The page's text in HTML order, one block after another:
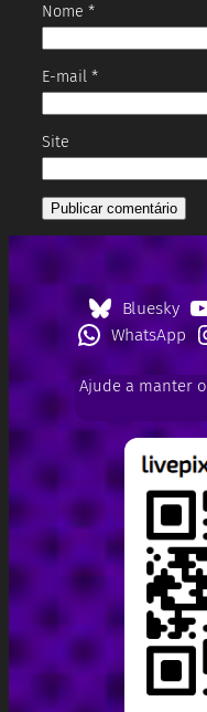
Nome *
E-mail *
Site
Bluesky
WhatsApp
Ajude a manter o